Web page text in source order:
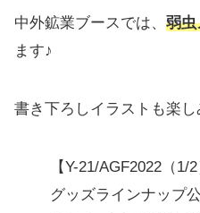
中外鉱業ブースでは、 弱虫
ます♪
書き下ろしイラストも楽し
【Y-21/AGF2022（1/2
グッズラインナップ